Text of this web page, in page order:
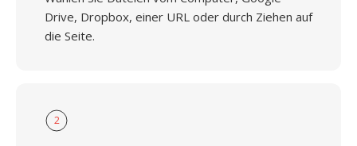
Drive, Dropbox, einer URL oder durch Ziehen auf
die Seite.
2